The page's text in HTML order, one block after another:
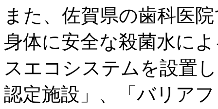
また、佐賀県の歯科医
身体に安全な殺菌水に
スエコシステムを設置
認定施設」、「バリア